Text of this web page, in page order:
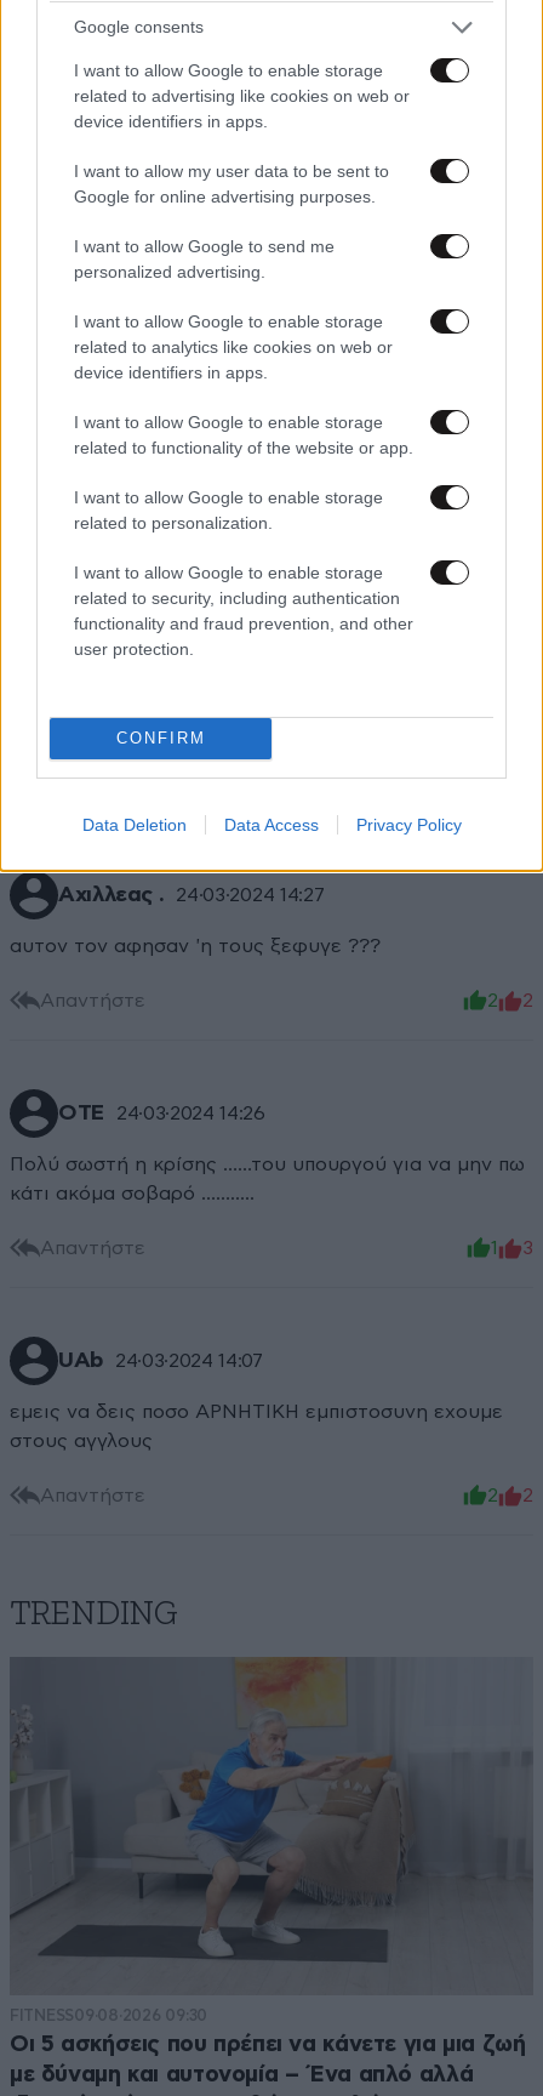
Google consents
I want to allow Google to enable storage
related to advertising like cookies on web or
device identifiers in apps.
I want to allow my user data to be sent to
Google for online advertising purposes.
I want to allow Google to send me
personalized advertising.
I want to allow Google to enable storage
related to analytics like cookies on web or
device identifiers in apps.
I want to allow Google to enable storage
related to functionality of the website or app.
I want to allow Google to enable storage
related to personalization.
I want to allow Google to enable storage
related to security, including authentication
functionality and fraud prevention, and other
user protection.
CONFIRM
Data Deletion Data Access Privacy Policy
τους φίλους τους Αμερικάνους σε ότι κινείται και
περπατάει στον πλανήτη.....με δεκάδες εκατομμύρια
θύματα.... Τραγέλαφος....
ΧΡΗΣΤΟΣ ΜΠΙΡΜΠΟΣ 24·03·2024 14:56
Απαντήστε 1
Αχιλλεας . 24·03·2024 14:27
αυτον τον αφησαν 'η τους ξεφυγε ???
Απαντήστε 2 2
ΟΤΕ 24·03·2024 14:26
Πολύ σωστή η κρίσης ……του υπουργού για να μην πω
κάτι ακόμα σοβαρό ………..
Απαντήστε 1 3
UAb 24·03·2024 14:07
εμεις να δεις ποσο ΑΡΝΗΤΙΚΗ εμπιστοσυνη εχουμε
στους αγγλους
Απαντήστε 2 2
TRENDING
FITNESS09·08·2026 09:30
Οι 5 ασκήσεις που πρέπει να κάνετε για μια ζωή
με δύναμη και αυτονομία – Ένα απλό αλλά